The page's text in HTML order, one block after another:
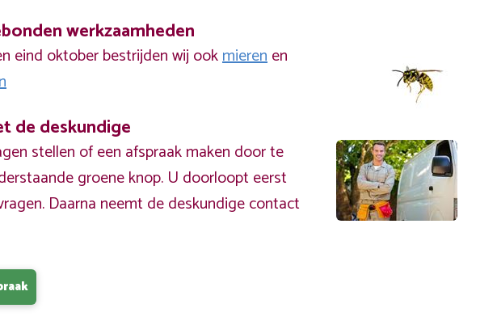
werkzaamheden
eind oktober bestrijden wij ookmierenen
de deskundige
stellen of een afspraak maken door te
groene knop. U doorloopt eerst
Daarna neemt de deskundige contact